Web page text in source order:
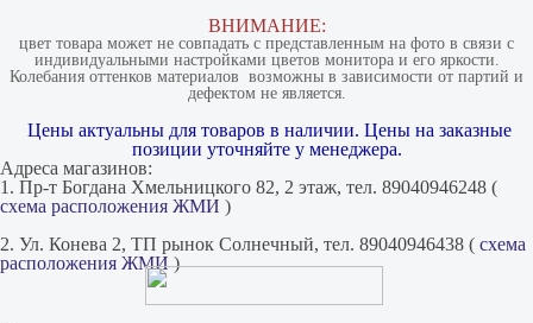
ВНИМАНИЕ:
цвет товара может не совпадать с представленным на фото в связи с
индивидуальными настройками цветов монитора и его яркости.
Колебания оттенков материалов​ ​ возможны в зависимости от партий и
дефектом не является.
Цены актуальны для товаров в наличии. Цены на заказные
позиции уточняйте у менеджера.
Адреса магазинов:
1. Пр-т Богдана Хмельницкого 82, 2 этаж, тел. 89040946248 (
схема расположения ЖМИ )
2. Ул. Конева 2, ТП рынок Солнечный, тел. 89040946438 ( схема
расположения ЖМИ)